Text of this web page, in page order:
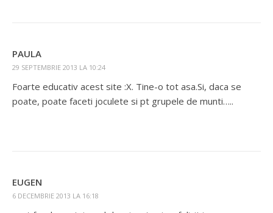
PAULA
29 SEPTEMBRIE 2013 LA 10:24
Foarte educativ acest site :X. Tine-o tot asa.Si, daca se
poate, poate faceti joculete si pt grupele de munti…..
EUGEN
6 DECEMBRIE 2013 LA 16:18